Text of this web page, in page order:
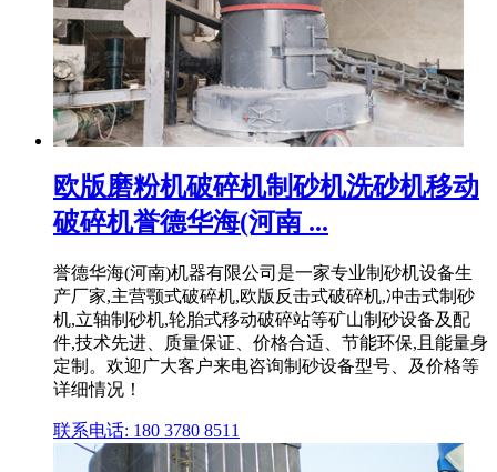
欧版磨粉机破碎机制砂机洗砂机移动
破碎机誉德华海(河南 ...
誉德华海(河南)机器有限公司是一家专业制砂机设备生
产厂家,主营颚式破碎机,欧版反击式破碎机,冲击式制砂
机,立轴制砂机,轮胎式移动破碎站等矿山制砂设备及配
件,技术先进、质量保证、价格合适、节能环保,且能量身
定制。欢迎广大客户来电咨询制砂设备型号、及价格等
详细情况！
联系电话: 180 3780 8511